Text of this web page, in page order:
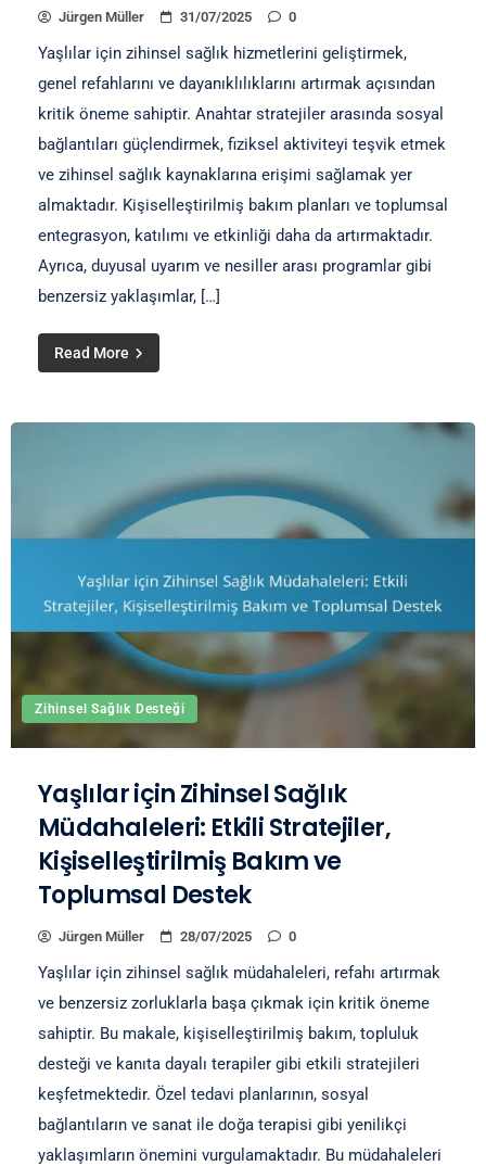
Jürgen Müller 31/07/2025 0
Yaşlılar için zihinsel sağlık hizmetlerini geliştirmek,
genel refahlarını ve dayanıklılıklarını artırmak açısından
kritik öneme sahiptir. Anahtar stratejiler arasında sosyal
bağlantıları güçlendirmek, fiziksel aktiviteyi teşvik etmek
ve zihinsel sağlık kaynaklarına erişimi sağlamak yer
almaktadır. Kişiselleştirilmiş bakım planları ve toplumsal
entegrasyon, katılımı ve etkinliği daha da artırmaktadır.
Ayrıca, duyusal uyarım ve nesiller arası programlar gibi
benzersiz yaklaşımlar, […]
Read More
Zihinsel Sağlık Desteği
Yaşlılar için Zihinsel Sağlık
Müdahaleleri: Etkili Stratejiler,
Kişiselleştirilmiş Bakım ve
Toplumsal Destek
Jürgen Müller 28/07/2025 0
Yaşlılar için zihinsel sağlık müdahaleleri, refahı artırmak
ve benzersiz zorluklarla başa çıkmak için kritik öneme
sahiptir. Bu makale, kişiselleştirilmiş bakım, topluluk
desteği ve kanıta dayalı terapiler gibi etkili stratejileri
keşfetmektedir. Özel tedavi planlarının, sosyal
bağlantıların ve sanat ile doğa terapisi gibi yenilikçi
yaklaşımların önemini vurgulamaktadır. Bu müdahaleleri